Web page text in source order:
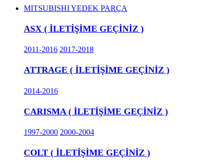
MITSUBISHI YEDEK PARÇA
ASX ( İLETİŞİME GEÇİNİZ )
2011-2016 2017-2018
ATTRAGE ( İLETİŞİME GEÇİNİZ )
2014-2016
CARISMA ( İLETİŞİME GEÇİNİZ )
1997-2000 2000-2004
COLT ( İLETİŞİME GEÇİNİZ )